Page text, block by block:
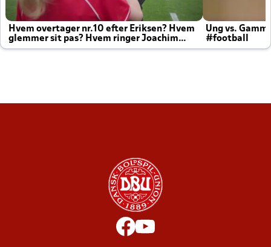
Hvem overtager nr.10 efter Eriksen? Hvem
glemmer sit pas? Hvem ringer Joachim
altid til efter kampe?
Ung vs.
#football